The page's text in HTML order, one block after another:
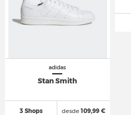
adidas
Stan Smith
3 Shops desde109,99 €